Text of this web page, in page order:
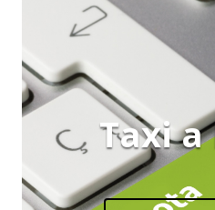
Taxi a